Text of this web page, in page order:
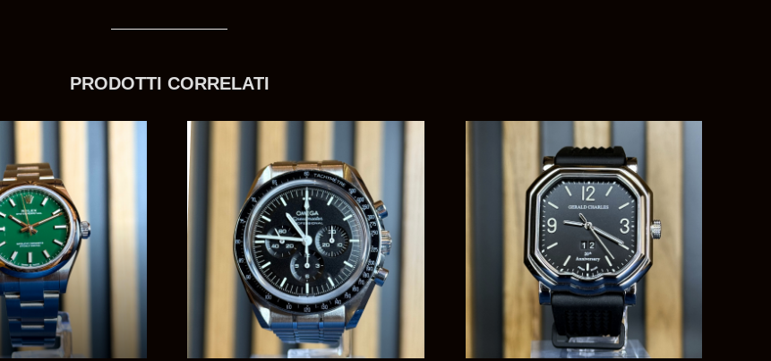
PRODOTTI CORRELATI